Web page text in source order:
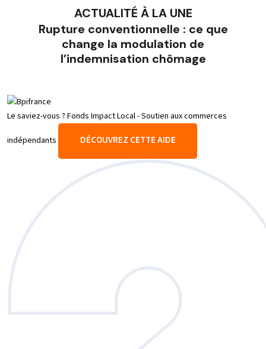
ACTUALITÉ À LA UNE
Rupture conventionnelle : ce que
change la modulation de
l’indemnisation chômage
Le saviez-vous ? Fonds Impact Local - Soutien aux commerces
indépendants DÉCOUVREZ CETTE AIDE